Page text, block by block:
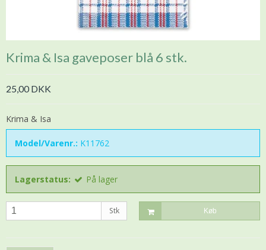
Krima & Isa gaveposer blå 6 stk.
25,00 DKK
Krima & Isa
Model/Varenr.: K11762
Lagerstatus: På lager
Stk Køb